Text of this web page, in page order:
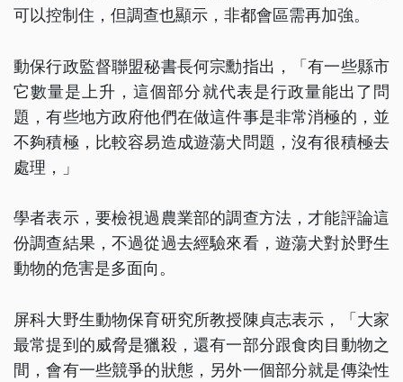
可以控制住，但調查也顯示，非都會區需再加強。
動保行政監督聯盟秘書長何宗勳指出，「有一些縣市
它數量是上升，這個部分就代表是行政量能出了問
題，有些地方政府他們在做這件事是非常消極的，並
不夠積極，比較容易造成遊蕩犬問題，沒有很積極去
處理，」
學者表示，要檢視過農業部的調查方法，才能評論這
份調查結果，不過從過去經驗來看，遊蕩犬對於野生
動物的危害是多面向。
屏科大野生動物保育研究所教授陳貞志表示，「大家
最常提到的威脅是獵殺，還有一部分跟食肉目動物之
間，會有一些競爭的狀態，另外一個部分就是傳染性